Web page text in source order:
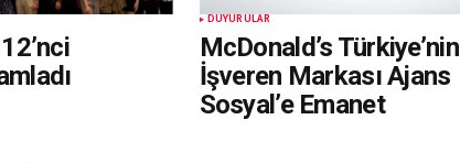
DUYURULAR
McDonald’s Türkiye’nin
İşveren Markası Ajans
Sosyal’e Emanet